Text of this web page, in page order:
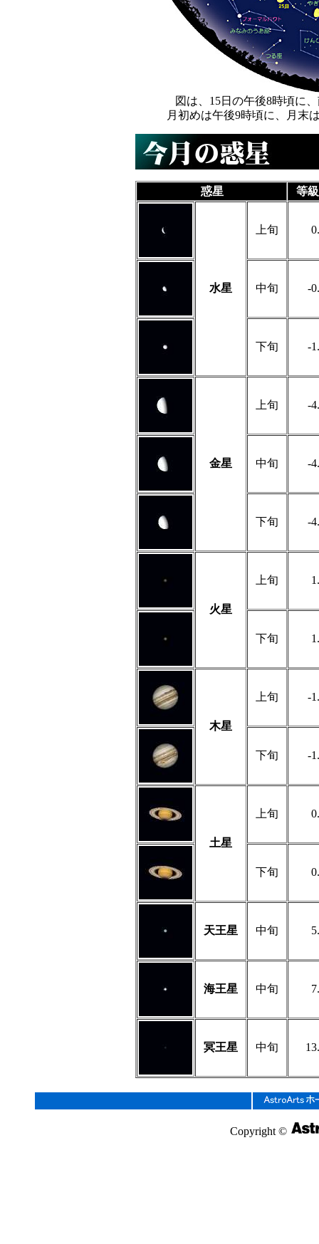
図は、15日の午後8時頃に
月初めは午後9時頃に、月末
惑星 等級
水星
上旬
中旬 -
下旬 -
金星
上旬 -
中旬 -
下旬 -
火星
上旬
下旬
木星
上旬 -
下旬 -
土星
上旬
下旬
天王星 中旬
海王星 中旬
冥王星 中旬
Copyright ©